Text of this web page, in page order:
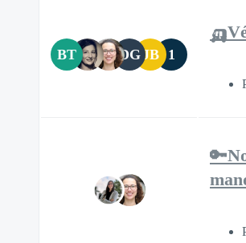
BT DG JB 1